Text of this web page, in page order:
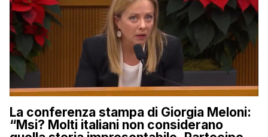
La conferenza stampa di Giorgia Meloni:
“Msi? Molti italiani non considerano